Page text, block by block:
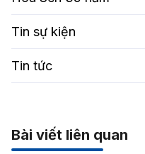
Tin sự kiện
Tin tức
Bài viết liên quan